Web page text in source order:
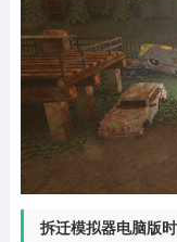
拆迁模拟器电脑版